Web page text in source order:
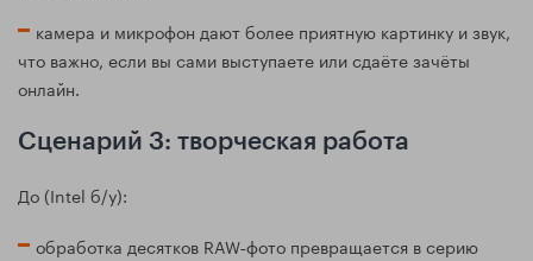
камера и микрофон дают более приятную картинку и звук,
что важно, если вы сами выступаете или сдаёте зачёты
онлайн.
Сценарий 3: творческая работа
До (Intel б/у):
обработка десятков RAW‑фото превращается в серию